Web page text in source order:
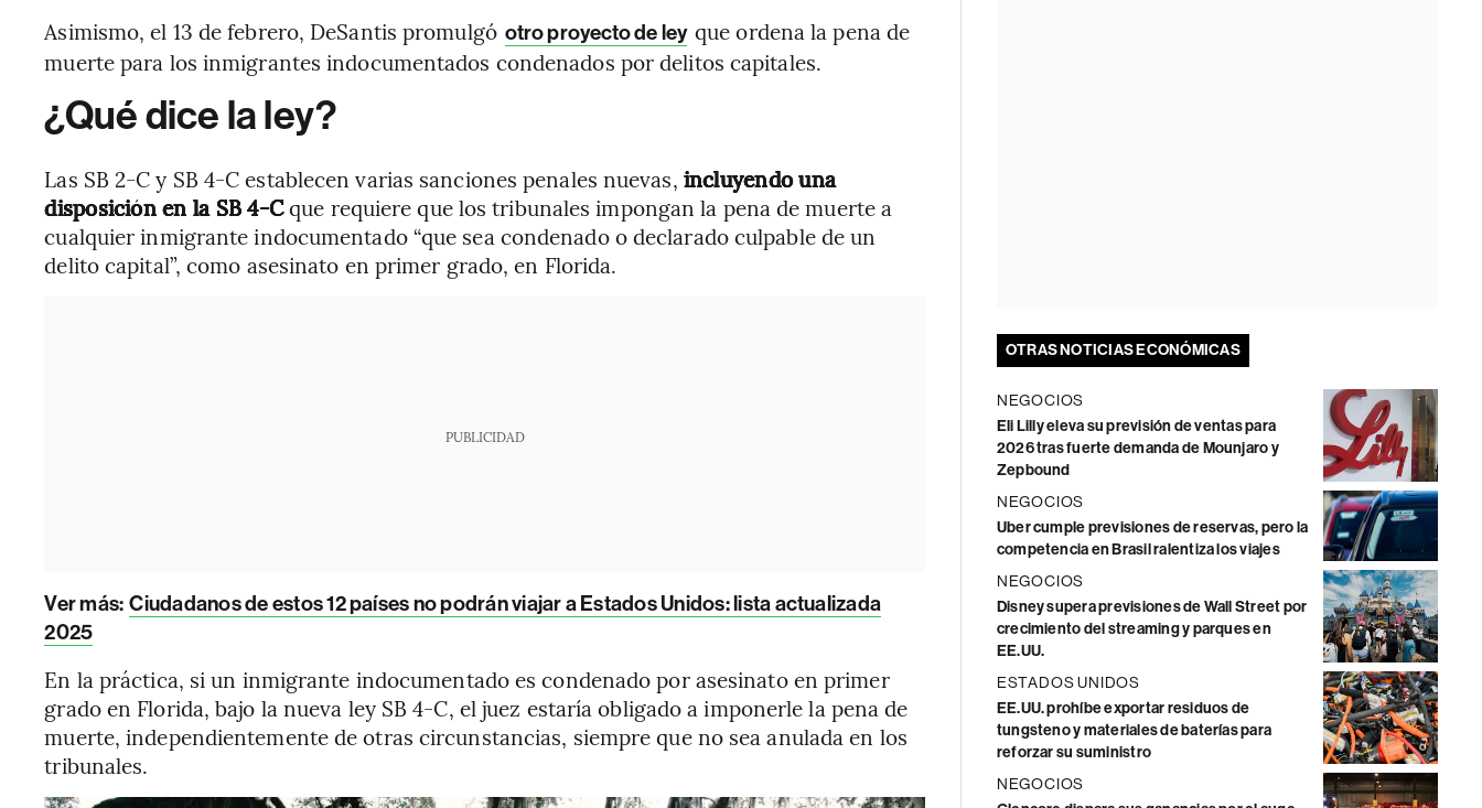
Asimismo, el 13 de febrero, DeSantis promulgó otro proyecto de ley que ordena la pena de
muerte para los inmigrantes indocumentados condenados por delitos capitales.
¿Qué dice la ley?
Las SB 2-C y SB 4-C establecen varias sanciones penales nuevas, incluyendo una
disposición en la SB 4-Cque requiere que los tribunales impongan la pena de muerte a
cualquier inmigrante indocumentado “que sea condenado o declarado culpable de un
delito capital”, como asesinato en primer grado, en Florida.
PUBLICIDAD
Ver más: Ciudadanos de estos 12 países no podrán viajar a Estados Unidos: lista actualizada
2025
En la práctica, si un inmigrante indocumentado es condenado por asesinato en primer
grado en Florida, bajo la nueva ley SB 4-C, el juez estaría obligado a imponerle la pena de
muerte, independientemente de otras circunstancias, siempre que no sea anulada en los
tribunales.
OTRAS NOTICIAS ECONÓMICAS
NEGOCIOS
Eli Lilly eleva su previsión de ventas para
2026 tras fuerte demanda de Mounjaro y
Zepbound
NEGOCIOS
Uber cumple previsiones de reservas, pero la
competencia en Brasil ralentiza los viajes
NEGOCIOS
Disney supera previsiones de Wall Street por
crecimiento del streaming y parques en
EE.UU.
ESTADOS UNIDOS
EE.UU. prohíbe exportar residuos de
tungsteno y materiales de baterías para
reforzar su suministro
NEGOCIOS